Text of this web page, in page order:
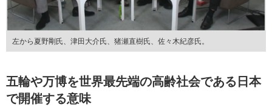
左から夏野剛氏、津田大介氏、猪瀬直樹氏、佐々木紀彦氏。
五輪や万博を世界最先端の高齢社会である日本
で開催する意味